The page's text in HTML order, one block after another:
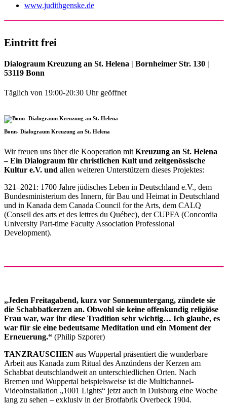
www.judithgenske.de
Eintritt frei
Dialograum Kreuzung an St. Helena | Bornheimer Str. 130 |
53119 Bonn
Täglich von 19:00-20:30 Uhr geöffnet
Bonn- Dialograum Kreuzung an St. Helena
Wir freuen uns über die Kooperation mit Kreuzung an St. Helena
– Ein Dialograum für christlichen Kult und zeitgenössische
Kultur e.V. und allen weiteren Unterstützern dieses Projektes:
321–2021: 1700 Jahre jüdisches Leben in Deutschland e.V., dem
Bundesministerium des Innern, für Bau und Heimat in Deutschland
und in Kanada dem Canada Council for the Arts, dem CALQ
(Conseil des arts et des lettres du Québec), der CUPFA (Concordia
University Part-time Faculty Association Professional
Development).
„Jeden Freitagabend, kurz vor Sonnenuntergang, zündete sie
die Schabbatkerzen an. Obwohl sie keine offenkundig religiöse
Frau war, war ihr diese Tradition sehr wichtig… Ich glaube, es
war für sie eine bedeutsame Meditation und ein Moment der
Erneuerung.“ (Philip Szporer)
TANZRAUSCHEN aus Wuppertal präsentiert die wunderbare
Arbeit aus Kanada zum Ritual des Anzündens der Kerzen am
Schabbat deutschlandweit an unterschiedlichen Orten. Nach
Bremen und Wuppertal beispielsweise ist die Multichannel-
Videoinstallation „1001 Lights“ jetzt auch in Duisburg eine Woche
lang zu sehen – exklusiv in der Brotfabrik Overbeck 1904.